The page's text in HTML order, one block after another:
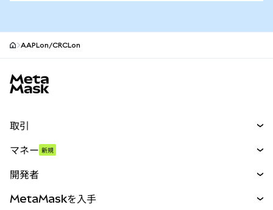
AAPLon/CRCLon
取引
パーペチュアル
RWA
マネー 新規
開発者
MetaMaskを入手